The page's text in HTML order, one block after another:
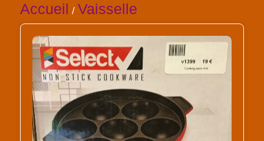
Accueil / Vaisselle